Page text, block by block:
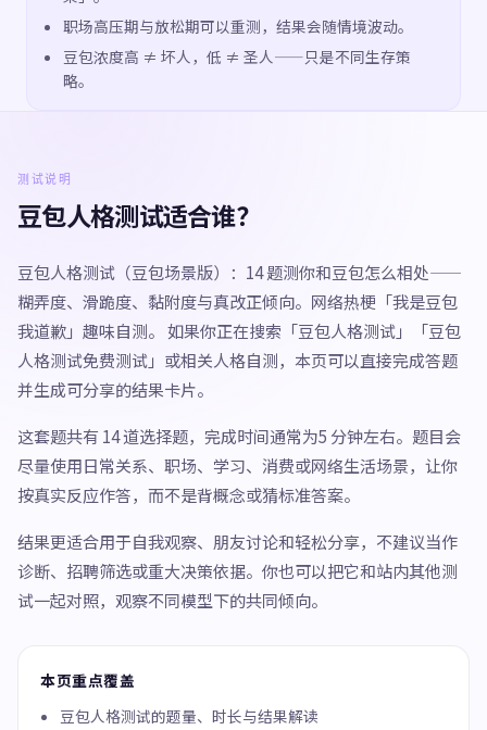
职场高压期与放松期可以重测，结果会随情境波动。
豆包浓度高 ≠ 坏人，低 ≠ 圣人——只是不同生存策
略。
测试说明
豆包人格测试适合谁？
豆包人格测试（豆包场景版）：14 题测你和豆包怎么相处——
糊弄度、滑跪度、黏附度与真改正倾向。网络热梗「我是豆包
我道歉」趣味自测。 如果你正在搜索「豆包人格测试」「豆包
人格测试免费测试」或相关人格自测，本页可以直接完成答题
并生成可分享的结果卡片。
这套题共有 14 道选择题，完成时间通常为5 分钟左右。题目会
尽量使用日常关系、职场、学习、消费或网络生活场景，让你
按真实反应作答，而不是背概念或猜标准答案。
结果更适合用于自我观察、朋友讨论和轻松分享，不建议当作
诊断、招聘筛选或重大决策依据。你也可以把它和站内其他测
试一起对照，观察不同模型下的共同倾向。
本页重点覆盖
豆包人格测试的题量、时长与结果解读